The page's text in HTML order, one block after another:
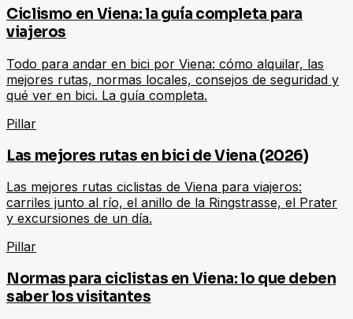
Ciclismo en Viena: la guía completa para
viajeros
Todo para andar en bici por Viena: cómo alquilar, las
mejores rutas, normas locales, consejos de seguridad y
qué ver en bici. La guía completa.
Pillar
Las mejores rutas en bici de Viena (2026)
Las mejores rutas ciclistas de Viena para viajeros:
carriles junto al río, el anillo de la Ringstrasse, el Prater
y excursiones de un día.
Pillar
Normas para ciclistas en Viena: lo que deben
saber los visitantes